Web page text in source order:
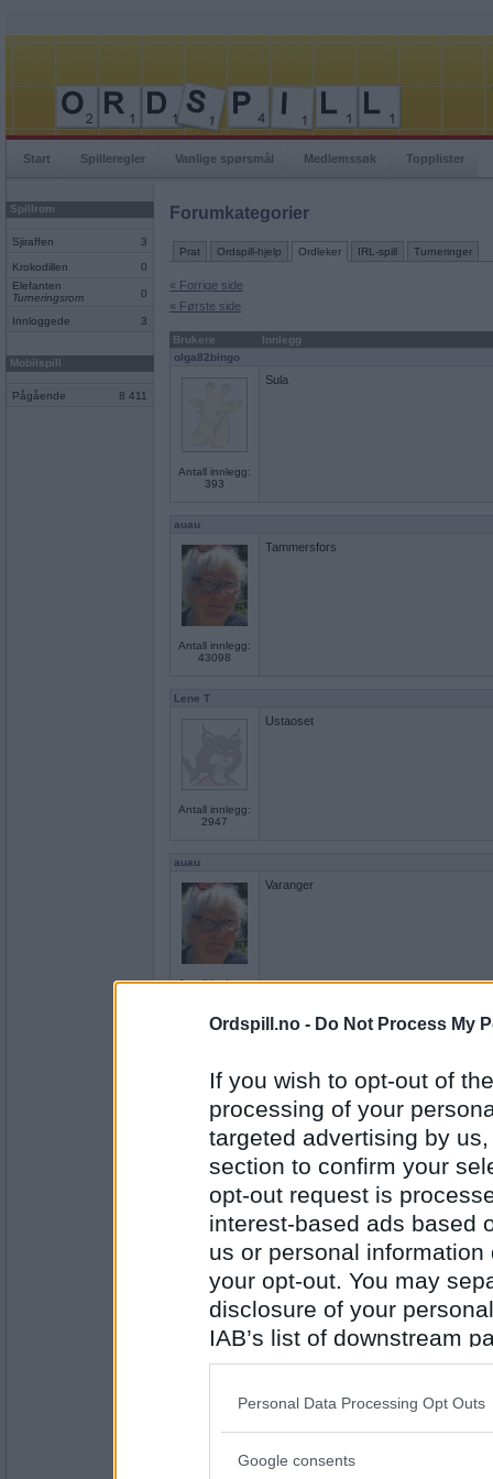
Ordspill.no - Do Not Process My
If you wish to opt-out of
processing of your
targeted advertising by
section to confirm your
opt-out request is
interest-based ads based
us or personal
your opt-out. You may
disclosure of your
IAB’s list of downstream
also be disclosed by us
Downstream Participants
Please note that this
Personal Data Processing Opt Outs
Google consents
Start Spilleregler Vanlige spørsmål Medlemssøk Topplister
Spillrom
Sjiraffen 3
Krokodillen
0
Elefanten
Turneringsrom
0
Innloggede 3
Mobilspill
Pågående 8 411
Forumkategorier
Prat Ordspill-hjelp Ordleker IRL-spill Turneringer
« Forrige side
« Første side
Brukere
Innlegg
olga82bingo
Antall innlegg:
393
Sula
auau
Antall innlegg:
43098
Tammersfors
Lene T
Antall innlegg:
2947
Ustaoset
auau
Antall innlegg:
Varanger
Antall innlegg:
Antall innlegg:
43098
X
Æ